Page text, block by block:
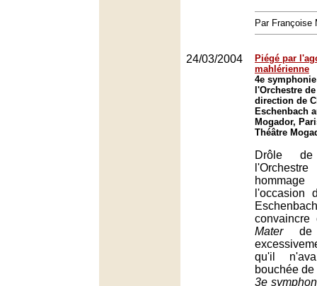
Par Françoise
24/03/2004
Piégé par
mahlérienne
4e
l'Orchestre
direction de
Eschenbach
Mogador,
Théâtre
Drôle
l'occasion
Materde
qu'il
bouchée
3e